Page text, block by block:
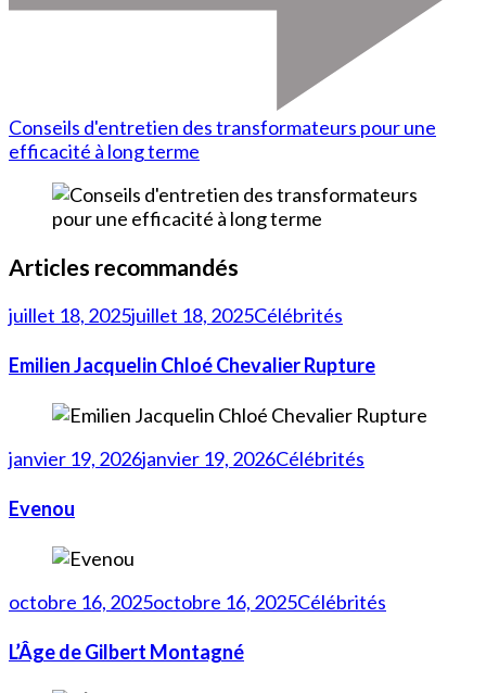
Conseils d'entretien des transformateurs pour une
efficacité à long terme
Articles recommandés
juillet 18, 2025juillet 18, 2025Célébrités
Emilien Jacquelin Chloé Chevalier Rupture
janvier 19, 2026janvier 19, 2026Célébrités
Evenou
octobre 16, 2025octobre 16, 2025Célébrités
L’Âge de Gilbert Montagné